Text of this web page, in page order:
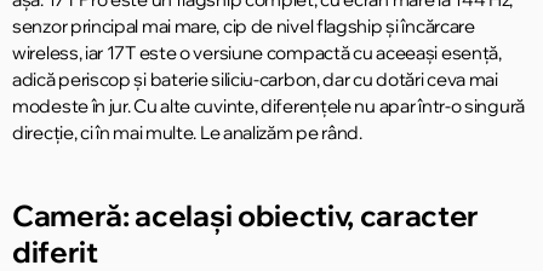
senzor principal mai mare, cip de nivel flagship și încărcare
wireless, iar 17T este o versiune compactă cu aceeași esență,
adică periscop și baterie siliciu-carbon, dar cu dotări ceva mai
modeste în jur. Cu alte cuvinte, diferențele nu apar într-o singură
direcție, ci în mai multe. Le analizăm pe rând.
Cameră: același obiectiv, caracter
diferit